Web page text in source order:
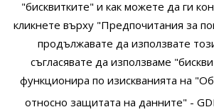
Copyright © 2014 - 2024 Zigifly.com —
You
"бисквитките" и как можете да ги
кликнете върху "Предпочитания за
продължавате да използвате
съгласявате да използваме
функционира по изискванията на
относно защитата на данните" -